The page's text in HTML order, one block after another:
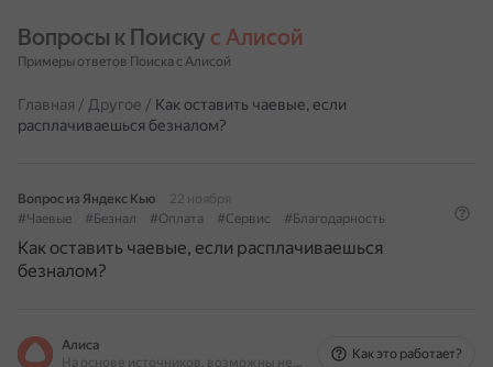
Вопросы к Поиску с Алисой
Примеры ответов Поиска с Алисой
Главная / Другое / Как оставить чаевые, если
расплачиваешься безналом?
Вопрос из Яндекс Кью
22 ноября
#Чаевые
#Безнал #Оплата #Сервис #Благодарность
Как оставить чаевые, если расплачиваешься
безналом?
Алиса
На основе источников, возможны неточности
Как это работает?